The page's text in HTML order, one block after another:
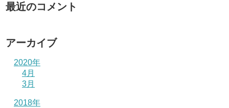
最近のコメント
アーカイブ
2020年
4月
3月
2018年